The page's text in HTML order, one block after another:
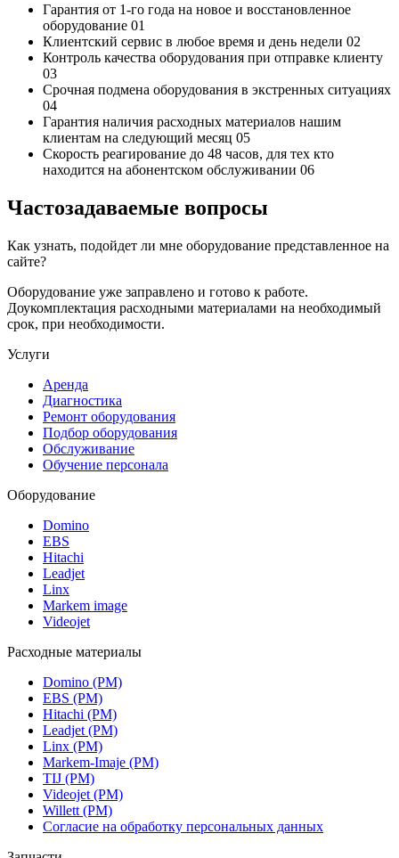
Гарантия от 1-го года на новое и восстановленное
оборудование 01
Клиентский сервис в любое время и день недели 02
Контроль качества оборудования при отправке клиенту
03
Срочная подмена оборудования в экстренных ситуациях
04
Гарантия наличия расходных материалов нашим
клиентам на следующий месяц 05
Скорость реагирование до 48 часов, для тех кто
находится на абонентском обслуживании 06
Частозадаваемые вопросы
Как узнать, подойдет ли мне оборудование представленное на
сайте?
Оборудование уже заправлено и готово к работе.
Доукомплектация расходными материалами на необходимый
срок, при необходимости.
Услуги
Аренда
Диагностика
Ремонт оборудования
Подбор оборудования
Обслуживание
Обучение персонала
Оборудование
Domino
EBS
Hitachi
Leadjet
Linx
Markem image
Videojet
Расходные материалы
Domino (РМ)
EBS (РМ)
Hitachi (РМ)
Leadjet (РМ)
Linx (РМ)
Markem-Imaje (РМ)
TIJ (РМ)
Videojet (РМ)
Willett (РМ)
Согласие на обработку персональных данных